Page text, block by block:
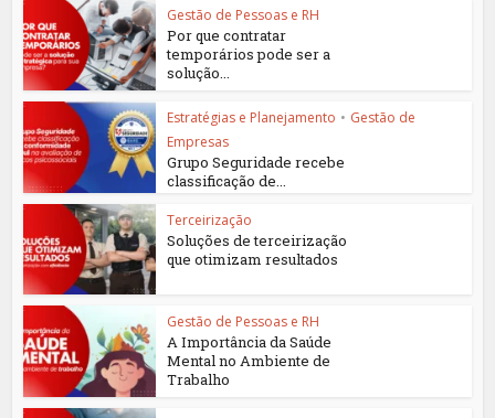
Gestão de Pessoas e RH
Por que contratar
temporários pode ser a
solução...
Estratégias e Planejamento • Gestão de
Empresas
Grupo Seguridade recebe
classificação de...
Terceirização
Soluções de terceirização
que otimizam resultados
Gestão de Pessoas e RH
A Importância da Saúde
Mental no Ambiente de
Trabalho